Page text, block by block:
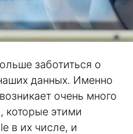
заботиться о
данных. Именно
очень много
которые этими
в их числе, и